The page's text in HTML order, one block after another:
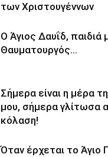
των Χριστουγέννων
Ο Άγιος Δαυΐδ, παιδιά
Θαυματουργός…
Σήμερα είναι η μέρα
μου, σήμερα γλίτωσα
κόλαση!
Όταν έρχεται το Άγιο